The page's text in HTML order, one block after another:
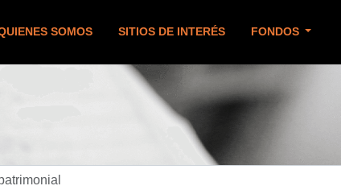
SOMOS SITIOS DE INTERÉS FONDOS